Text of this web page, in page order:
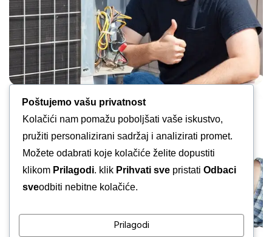
Poštujemo vašu privatnost
Kolačići nam pomažu poboljšati vaše iskustvo,
pružiti personalizirani sadržaj i analizirati promet.
Možete odabrati koje kolačiće želite dopustiti
klikom Prilagodi. klik Prihvati sve pristati Odbaci
sveodbiti nebitne kolačiće.
Prilagodi